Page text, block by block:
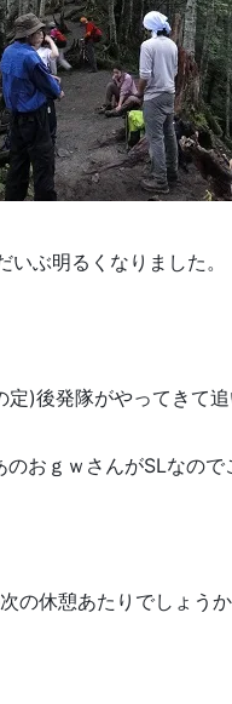
いぶ明るくなりました。
)後発隊がやってきて追
おｇｗさんがSLなので
の休憩あたりでしょうか